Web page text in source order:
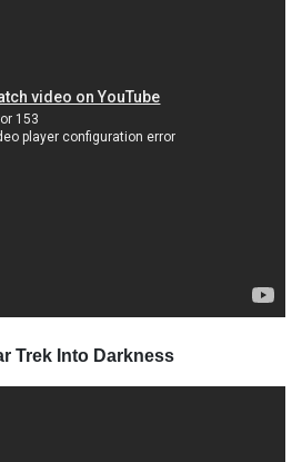
Trek Into Darkness